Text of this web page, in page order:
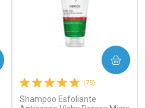
Comprar sem Desconto
Comprar sem Desconto
(75)
Shampoo Esfoliante
COMPRAR